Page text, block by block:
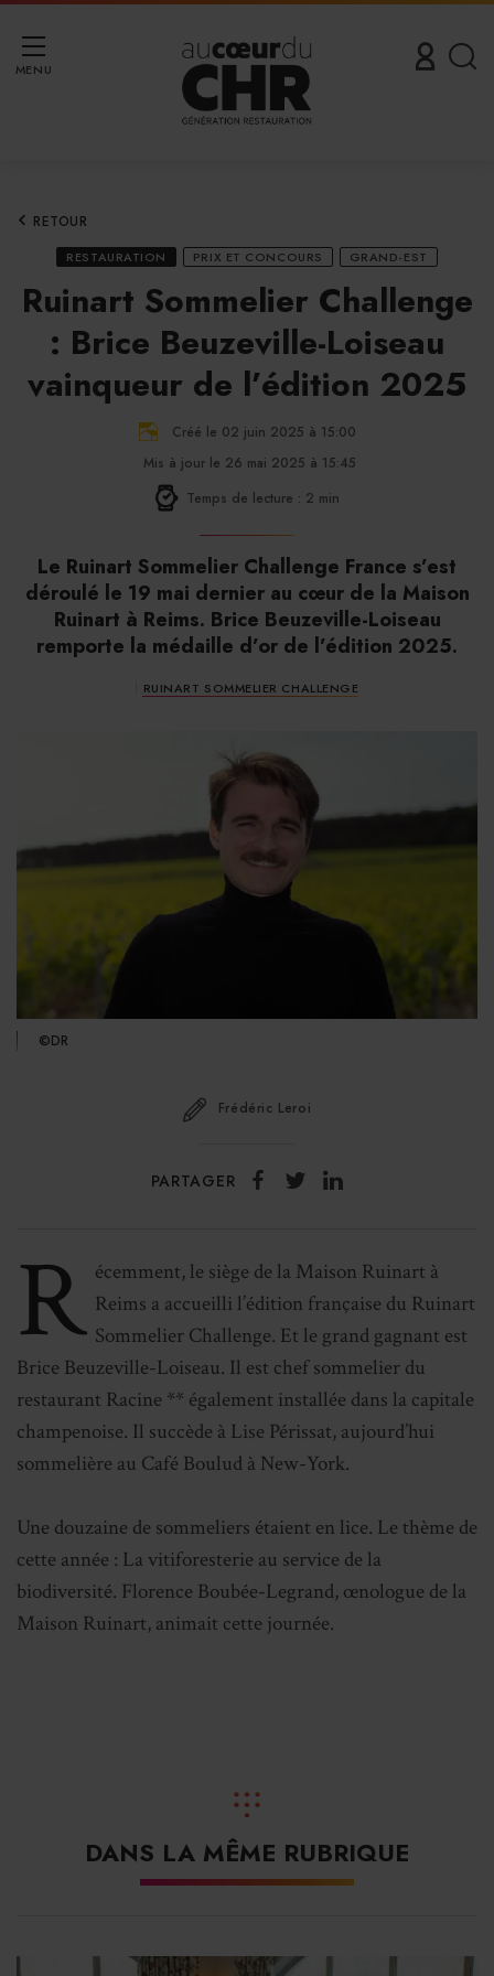
MENU
RETOUR
RESTAURATION PRIX ET CONCOURS GRAND-EST
Ruinart Sommelier Challenge
: Brice Beuzeville-Loiseau
vainqueur de l’édition 2025
Créé le 02 juin 2025 à 15:00
Mis à jour le 26 mai 2025 à 15:45
Temps de lecture : 2 min
Le Ruinart Sommelier Challenge France s’est
déroulé le 19 mai dernier au cœur de la Maison
Ruinart à Reims. Brice Beuzeville-Loiseau
remporte la médaille d’or de l’édition 2025.
RUINART SOMMELIER CHALLENGE
©DR
Frédéric Leroi
PARTAGER
R écemment, le siège de la Maison Ruinart à
Reims a accueilli l’édition française du Ruinart
Sommelier Challenge. Et le grand gagnant est
Brice Beuzeville-Loiseau. Il est chef sommelier du
restaurant Racine ** également installée dans la capitale
champenoise. Il succède à Lise Périssat, aujourd’hui
sommelière au Café Boulud à New-York.
Une douzaine de sommeliers étaient en lice. Le thème de
cette année : La vitiforesterie au service de la
biodiversité. Florence Boubée-Legrand, œnologue de la
Maison Ruinart, animait cette journée.
Le podium
DANS LA MÊME RUBRIQUE